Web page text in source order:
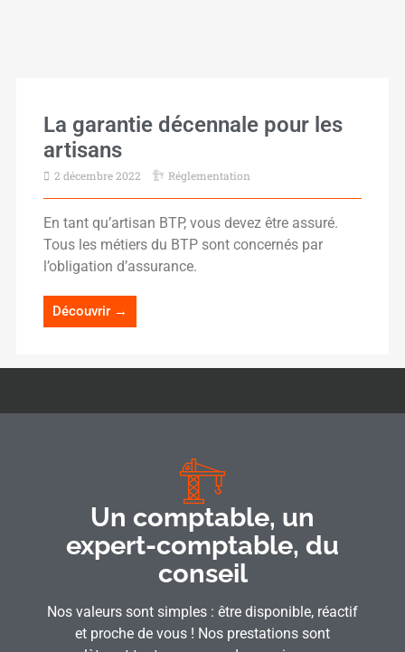
Un comptable, un
expert-comptable, du
conseil
Nos valeurs sont simples : être disponible, réactif
et proche de vous ! Nos prestations sont
La garantie décennale pour les
artisans
2 décembre 2022 Réglementation
En tant qu’artisan BTP, vous devez être assuré.
Tous les métiers du BTP sont concernés par
l’obligation d’assurance.
Découvrir →